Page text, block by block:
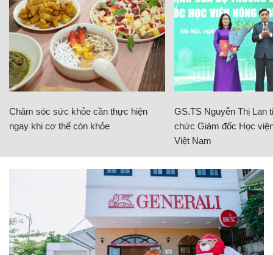
Chăm sóc sức khỏe cần thực hiện
ngay khi cơ thể còn khỏe
GS.TS Nguyễn Thị Lan
chức Giám đốc Học
Việt Nam